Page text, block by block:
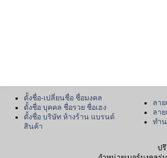
ตั้งชื่อ-เปลี่ยนชื่อ ชื่อมงคล
ตั้งชื่อ บุคคล ชื่อรวย ชื่อเฮง
ตั้งชื่อ บริษัท ห้างร้าน แบรนด์
สินค้า
ลาย
ลา
ทำ
ป